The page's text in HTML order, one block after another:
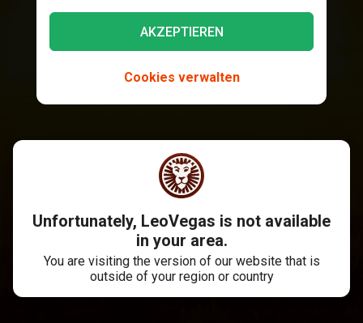
AKZEPTIEREN
Cookies verwalten
Unfortunately, LeoVegas is not available
in your area.
You are visiting the version of our website that is
outside of your region or country